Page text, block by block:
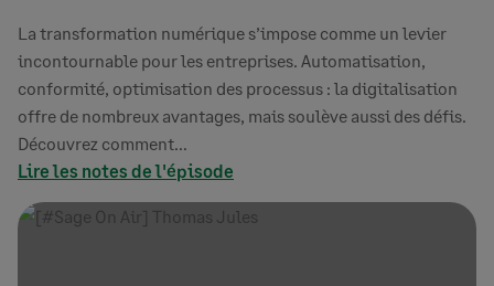
La transformation numérique s’impose comme un levier
incontournable pour les entreprises. Automatisation,
conformité, optimisation des processus : la digitalisation
offre de nombreux avantages, mais soulève aussi des défis.
Découvrez comment…
Lire les notes de l'épisode